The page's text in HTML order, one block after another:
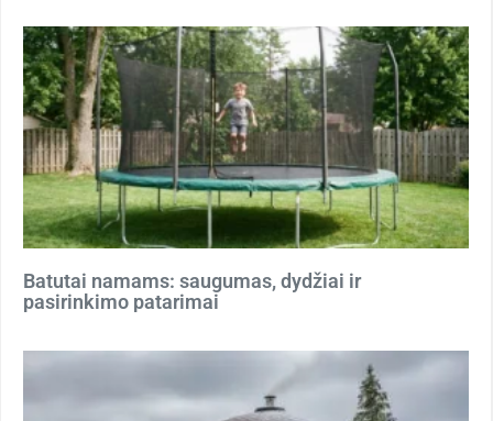
Batutai namams: saugumas, dydžiai ir
pasirinkimo patarimai